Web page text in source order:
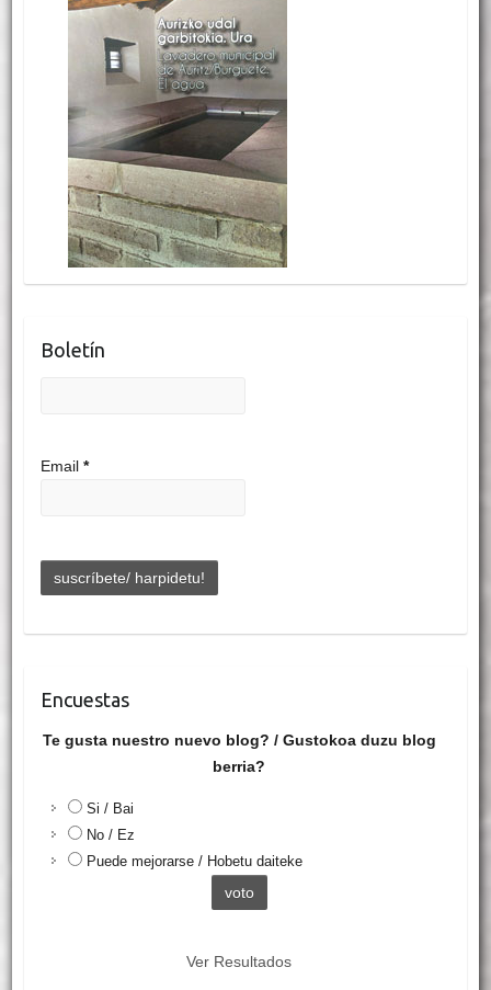
Boletín
Email *
Encuestas
Te gusta nuestro nuevo blog? / Gustokoa duzu blog
berria?
Si / Bai
No / Ez
Puede mejorarse / Hobetu daiteke
Ver Resultados